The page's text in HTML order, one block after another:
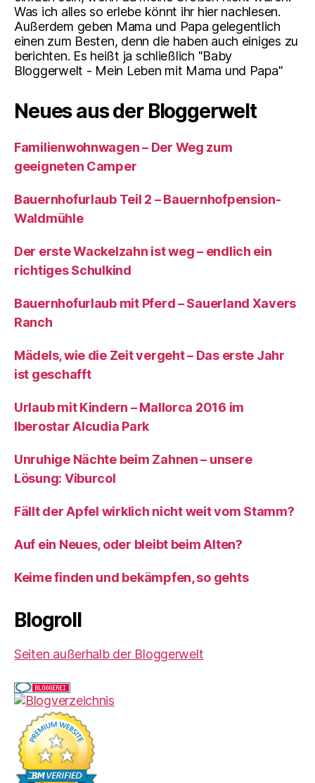
Was ich alles so erlebe könnt ihr hier nachlesen.
Außerdem geben Mama und Papa gelegentlich
einen zum Besten, denn die haben auch einiges zu
berichten. Es heißt ja schließlich "Baby
Bloggerwelt - Mein Leben mit Mama und Papa"
Neues aus der Bloggerwelt
Familienwohnwagen – Der Weg zum
geeigneten Camper
Bauernhofurlaub Teil 2 – Bauernhofpension-
Waldmühle
Der erste Wackelzahn ist weg – endlich ein
richtiges Schulkind
Bauernhofurlaub mit Pferd – Sauerland Xavers
Ranch
Mädels, wie die Zeit vergeht – Das erste Jahr
ist geschafft
Urlaub mit Kindern – Mallorca 2016 im
Iberostar Alcudia Park
Unruhige Nächte beim Zahnen – unsere
Lösung: Viburcol
Fällt der Apfel wirklich nicht weit vom Stamm?
Auf ein Neues, oder bleibt beim Alten?
Keime finden und bekämpfen, so gehts
Blogroll
Seiten außerhalb der Bloggerwelt